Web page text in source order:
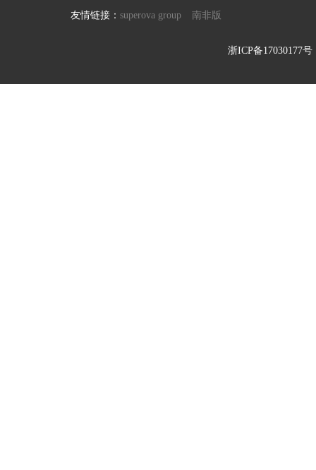
友情链接： superova group 南非版
浙ICP备17030177号